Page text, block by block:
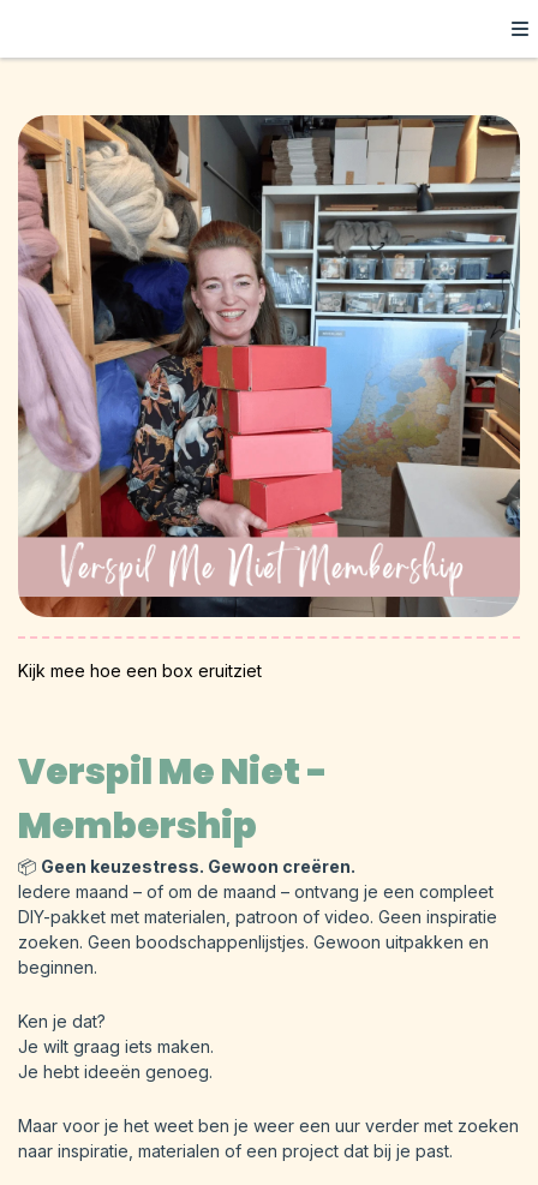
Kijk mee hoe een box eruitziet
Verspil Me Niet -
Membership
📦 Geen keuzestress. Gewoon creëren.
Iedere maand – of om de maand – ontvang je een compleet
DIY-pakket met materialen, patroon of video. Geen inspiratie
zoeken. Geen boodschappenlijstjes. Gewoon uitpakken en
beginnen.
Ken je dat?
Je wilt graag iets maken.
Je hebt ideeën genoeg.
Maar voor je het weet ben je weer een uur verder met zoeken
naar inspiratie, materialen of een project dat bij je past.